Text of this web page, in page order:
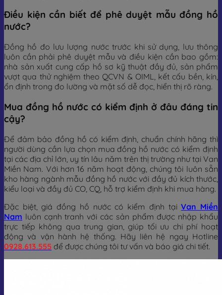
Điều kiện cần biết để phê duyệt mẫu đồng hồ
nước?
Đồng hồ đo lưu lượng nước trước khi sử dụng, lưu thông
luôn cần phải phê duyệt mẫu và điều kiện cần bao gồm:
nhà sản xuất cung cấp hồ sơ kỹ thuật đầy đủ, sản phẩm
vượt qua thử nghiệm theo QCVN & OIML, kết cấu bền, kín,
ổn định trong đo lường và mặt số dễ đọc, hiển thị rõ ràng.
Mua đồng hồ nước có kiểm định ở đâu đáng tin
cậy?
Để đảm bảo đồng hồ có kiểm định, chuẩn chính hãng thì
người dùng cần lựa chọn mua đồng hồ nước có kiểm định
tại các địa chỉ lớn, uy tín lâu năm trên thị trường như tại Van
Miền Nam. Với hơn 16 năm hoạt động, chúng tôi luôn sẵn
kho hàng ngành mẫu đồng hồ nước với đầy đủ kích thước,
kiểu loại và đầy đủ CO, CQ, hỗ trợ kiểm định khi mua hàng.
Đặc biệt, giá đồng hồ nước có kiểm định tạiVan Miền
Nam luôn cạnh tranh với các sản phẩm được nhập khẩu
trực tiếp không qua trung gian, giúp tối ưu chi phí hoạt
động và vận hành hệ thống. Hãy liên hệ ngay Hotline
0928.613.555 để được chúng tôi tư vấn và báo giá chi tiết.